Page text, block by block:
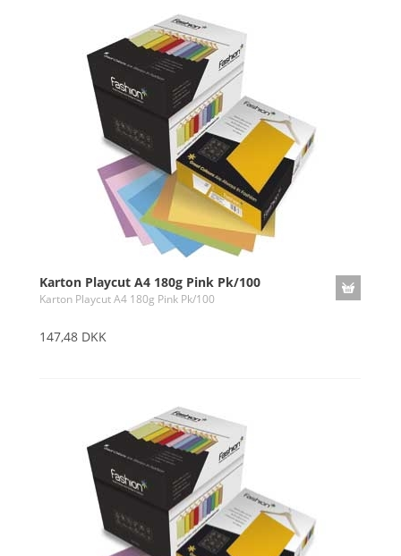
Karton Playcut A4 180g Pink Pk/100
Karton Playcut A4 180g Pink Pk/100
147,48 DKK